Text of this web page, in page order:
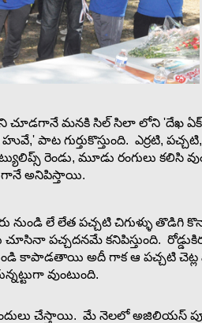
ని చూడగానే మనకి సిల్ సిలా లోని 'దేఖ
పాట గుర్తుకొస్తుంది. ఎర్రటి,
ట్యులిప్స్ రెండు, మూడు రంగులు కలిసి
అనిపిస్తాయి.
నుండి లే లేత పచ్చటి చిగుళ్ళు తొడిగి
పచ్చదనమే కనిపిస్తుంది.
కాపాడతాయి అదీ గాక ఆ పచ్చటి
వుంటుంది.
చేస్తాయి. మే నెలలో అజిలియస్